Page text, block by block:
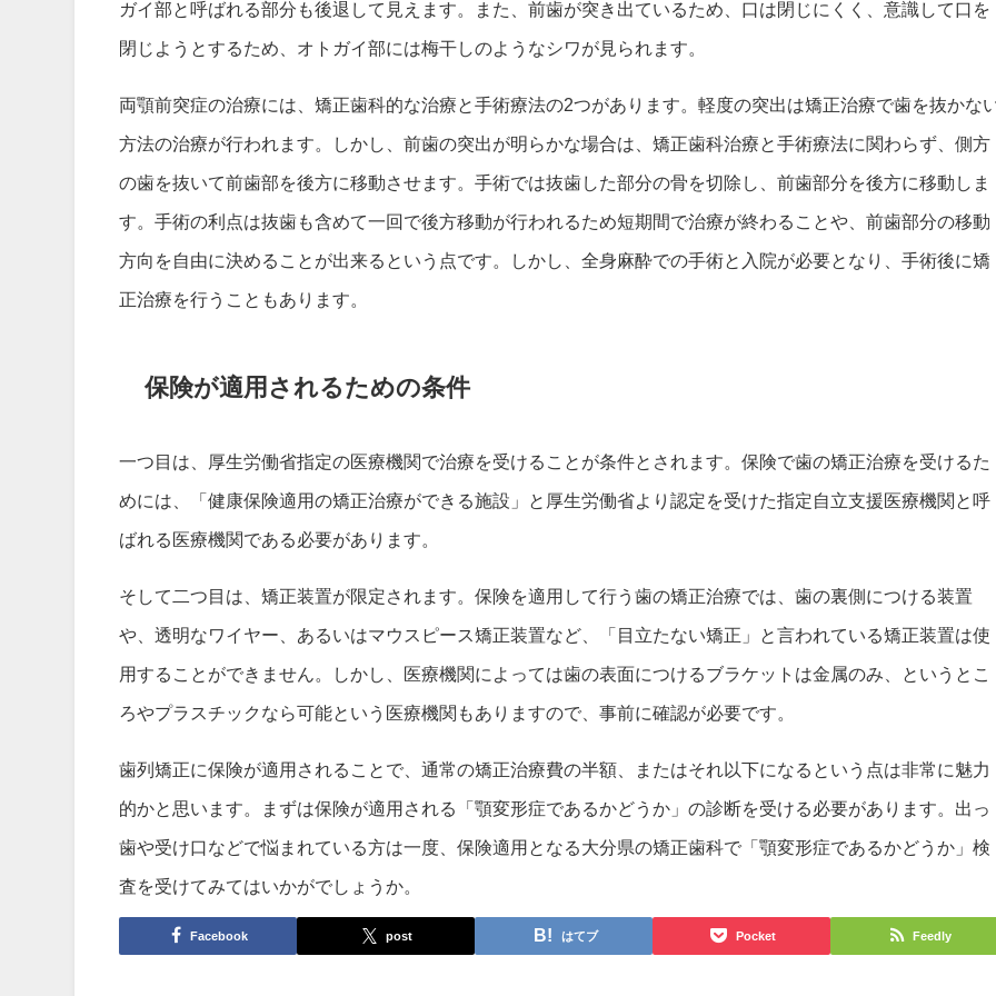
ガイ部と呼ばれる部分も後退して見えます。また、前歯が突き出ているため、口は閉じにくく、意識して口を
閉じようとするため、オトガイ部には梅干しのようなシワが見られます。
両顎前突症の治療には、矯正歯科的な治療と手術療法の2つがあります。軽度の突出は矯正治療で歯を抜かな
方法の治療が行われます。しかし、前歯の突出が明らかな場合は、矯正歯科治療と手術療法に関わらず、側方
の歯を抜いて前歯部を後方に移動させます。手術では抜歯した部分の骨を切除し、前歯部分を後方に移動しま
す。手術の利点は抜歯も含めて一回で後方移動が行われるため短期間で治療が終わることや、前歯部分の移動
方向を自由に決めることが出来るという点です。しかし、全身麻酔での手術と入院が必要となり、手術後に矯
正治療を行うこともあります。
保険が適用されるための条件
一つ目は、厚生労働省指定の医療機関で治療を受けることが条件とされます。保険で歯の矯正治療を受けるた
めには、「健康保険適用の矯正治療ができる施設」と厚生労働省より認定を受けた指定自立支援医療機関と呼
ばれる医療機関である必要があります。
そして二つ目は、矯正装置が限定されます。保険を適用して行う歯の矯正治療では、歯の裏側につける装置
や、透明なワイヤー、あるいはマウスピース矯正装置など、「目立たない矯正」と言われている矯正装置は使
用することができません。しかし、医療機関によっては歯の表面につけるブラケットは金属のみ、というとこ
ろやプラスチックなら可能という医療機関もありますので、事前に確認が必要です。
歯列矯正に保険が適用されることで、通常の矯正治療費の半額、またはそれ以下になるという点は非常に魅力
的かと思います。まずは保険が適用される「顎変形症であるかどうか」の診断を受ける必要があります。出っ
歯や受け口などで悩まれている方は一度、保険適用となる大分県の矯正歯科で「顎変形症であるかどうか」検
査を受けてみてはいかがでしょうか。
Facebook post はてブ Pocket Feedly